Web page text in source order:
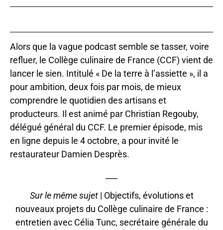
Alors que la vague podcast semble se tasser, voire
refluer, le Collège culinaire de France (CCF) vient de
lancer le sien. Intitulé « De la terre à l’assiette », il a
pour ambition, deux fois par mois, de mieux
comprendre le quotidien des artisans et
producteurs. Il est animé par Christian Regouby,
délégué général du CCF. Le premier épisode, mis
en ligne depuis le 4 octobre, a pour invité le
restaurateur Damien Desprès.
Sur le même sujet| Objectifs, évolutions et
nouveaux projets du Collège culinaire de France :
entretien avec Célia Tunc, secrétaire générale du